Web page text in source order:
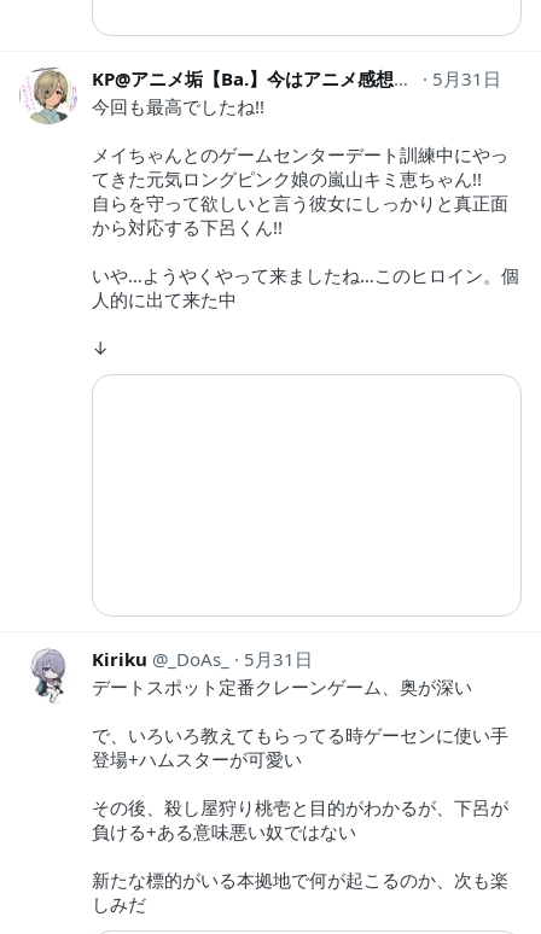
KP@アニメ垢【Ba.】今はアニメ感想の人
5月31日
今回も最高でしたね!!
メイちゃんとのゲームセンターデート訓練中にやっ
てきた元気ロングピンク娘の嵐山キミ恵ちゃん!!
自らを守って欲しいと言う彼女にしっかりと真正面
から対応する下呂くん!!
いや…ようやくやって来ましたね…このヒロイン。個
人的に出て来た中
↓
Kiriku _DoAs_
5月31日
デートスポット定番クレーンゲーム、奥が深い
で、いろいろ教えてもらってる時ゲーセンに使い手
登場+ハムスターが可愛い
その後、殺し屋狩り桃壱と目的がわかるが、下呂が
負ける+ある意味悪い奴ではない
新たな標的がいる本拠地で何が起こるのか、次も楽
しみだ